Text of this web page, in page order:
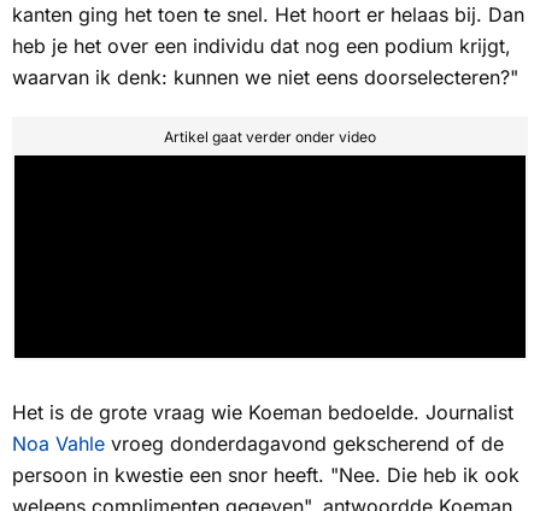
kanten ging het toen te snel. Het hoort er helaas bij. Dan
heb je het over een individu dat nog een podium krijgt,
waarvan ik denk: kunnen we niet eens doorselecteren?"
Artikel gaat verder onder video
Het is de grote vraag wie Koeman bedoelde. Journalist
Noa Vahle vroeg donderdagavond gekscherend of de
persoon in kwestie een snor heeft. "Nee. Die heb ik ook